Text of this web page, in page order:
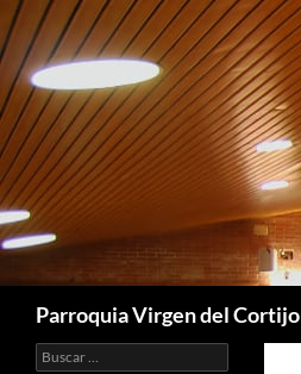
Saltar
al
contenido
Parroquia Virgen del Cortijo
Buscar: